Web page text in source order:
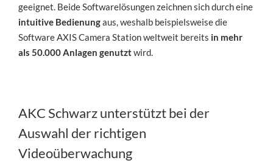
geeignet. Beide Softwarelösungen zeichnen sich durch eine
intuitive Bedienungaus, weshalb beispielsweise die
Software AXIS Camera Station weltweit bereits in mehr
als 50.000 Anlagen genutztwird.
AKC Schwarz unterstützt bei der
Auswahl der richtigen
Videoüberwachung